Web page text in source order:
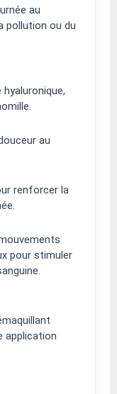
au
pollution ou du
hyaluronique,
au
renforcer la
pour stimuler
application